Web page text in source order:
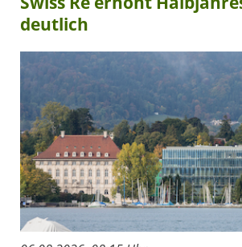
deutlich